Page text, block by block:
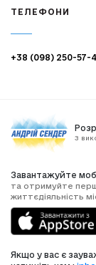
ТЕЛЕФОНИ
+38 (098) 250-57-
З
Завантажуйте
та отримуйте
життєдіяльність
Якщо у вас є